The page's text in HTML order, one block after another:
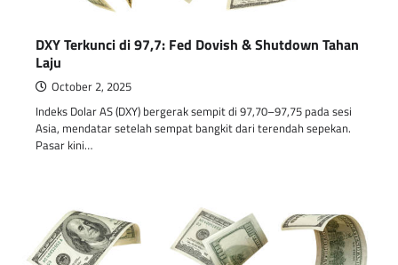
DXY Terkunci di 97,7: Fed Dovish & Shutdown Tahan
Laju
October 2, 2025
Indeks Dolar AS (DXY) bergerak sempit di 97,70–97,75 pada sesi
Asia, mendatar setelah sempat bangkit dari terendah sepekan.
Pasar kini…